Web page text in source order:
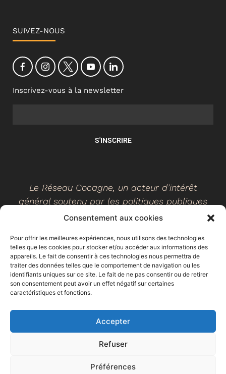
Consentement aux cookies
Pour offrir les meilleures expériences, nous utilisons des technologies
telles que les cookies pour stocker et/ou accéder aux informations des
appareils. Le fait de consentir à ces technologies nous permettra de
traiter des données telles que le comportement de navigation ou les
identifiants uniques sur ce site. Le fait de ne pas consentir ou de retirer
son consentement peut avoir un effet négatif sur certaines
caractéristiques et fonctions.
Accepter
Refuser
Préférences
SUIVEZ-NOUS
Inscrivez-vous à la newsletter
S'INSCRIRE
Le Réseau Cocagne, un acteur d’intérêt
général soutenu par les politiques publiques
©2026- Réseau Cocagne -Site web réalisé par Ethicweb
Mentions légales